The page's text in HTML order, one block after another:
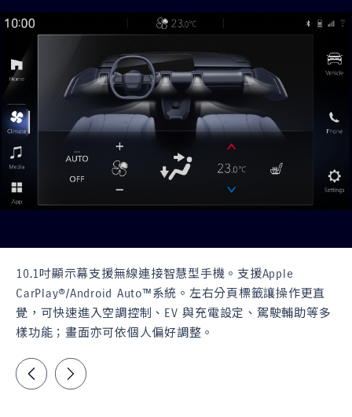
10.1吋顯示幕支援無線連接智慧型手機。支援Apple
CarPlay®/Android Auto™系統。左右分頁標籤讓操作更直
覺，可快速進入空調控制、EV 與充電設定、駕駛輔助等多
樣功能；畫面亦可依個人偏好調整。